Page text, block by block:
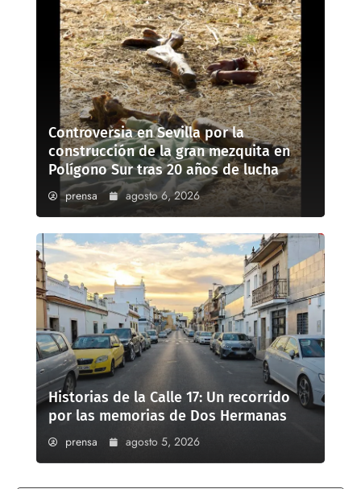
Controversia en Sevilla por la
construcción de la gran mezquita en
Polígono Sur tras 20 años de lucha
prensa agosto 6, 2026
Historias de la Calle 17: Un recorrido
por las memorias de Dos Hermanas
prensa agosto 5, 2026